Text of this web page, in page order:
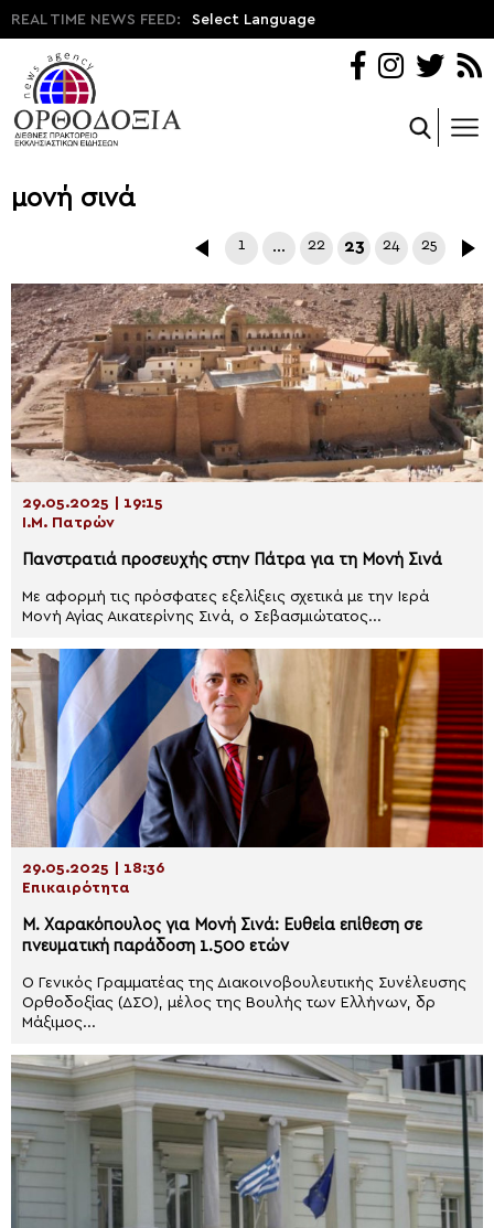
REAL TIME NEWS FEED: Select Language
μονή σινά
1 … 22 23 24 25
29.05.2025 | 19:15
Ι.Μ. Πατρών
Πανστρατιά προσευχής στην Πάτρα για τη Μονή Σινά
Με αφορμή τις πρόσφατες εξελίξεις σχετικά με την Ιερά
Μονή Αγίας Αικατερίνης Σινά, ο Σεβασμιώτατος...
29.05.2025 | 18:36
Επικαιρότητα
Μ. Χαρακόπουλος για Μονή Σινά: Ευθεία επίθεση σε
πνευματική παράδοση 1.500 ετών
Ο Γενικός Γραμματέας της Διακοινοβουλευτικής Συνέλευσης
Ορθοδοξίας (ΔΣΟ), μέλος της Βουλής των Ελλήνων, δρ
Μάξιμος...